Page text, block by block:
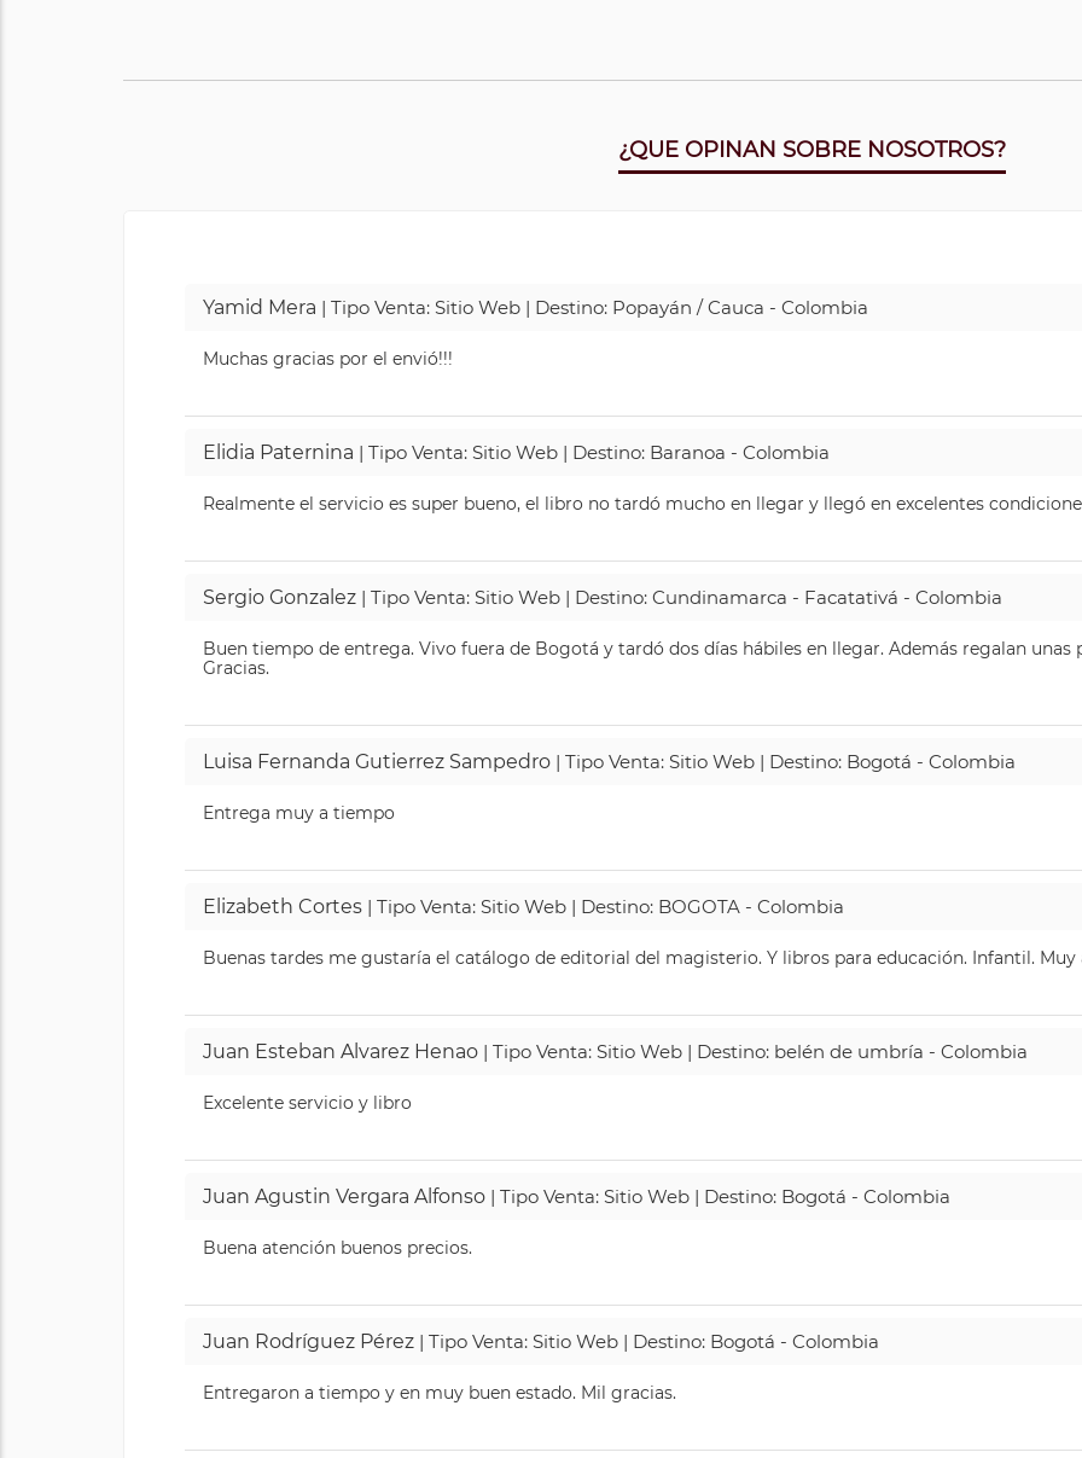
¿QUE OPINAN SOBRE NOSOTROS?
Yamid Mera | Tipo Venta: Sitio Web | Destino: Popayán / Cauca - Colombia
Muchas gracias por el envió!!!
Elidia Paternina | Tipo Venta: Sitio Web | Destino: Baranoa - Colombia
Realmente el servicio es super bueno, el libro no tardó mucho en llegar y llegó en excelentes
Sergio Gonzalez | Tipo Venta: Sitio Web | Destino: Cundinamarca - Facatativá - Colombia
Buen tiempo de entrega. Vivo fuera de Bogotá y tardó dos días hábiles en llegar. Además regalan unas
Gracias.
Luisa Fernanda Gutierrez Sampedro | Tipo Venta: Sitio Web | Destino: Bogotá - Colombia
Entrega muy a tiempo
Elizabeth Cortes | Tipo Venta: Sitio Web | Destino: BOGOTA - Colombia
Buenas tardes me gustaría el catálogo de editorial del magisterio. Y libros para educación. Infantil. Muy
Juan Esteban Alvarez Henao | Tipo Venta: Sitio Web | Destino: belén de umbría - Colombia
Excelente servicio y libro
Juan Agustin Vergara Alfonso | Tipo Venta: Sitio Web | Destino: Bogotá - Colombia
Buena atención buenos precios.
Juan Rodríguez Pérez | Tipo Venta: Sitio Web | Destino: Bogotá - Colombia
Entregaron a tiempo y en muy buen estado. Mil gracias.